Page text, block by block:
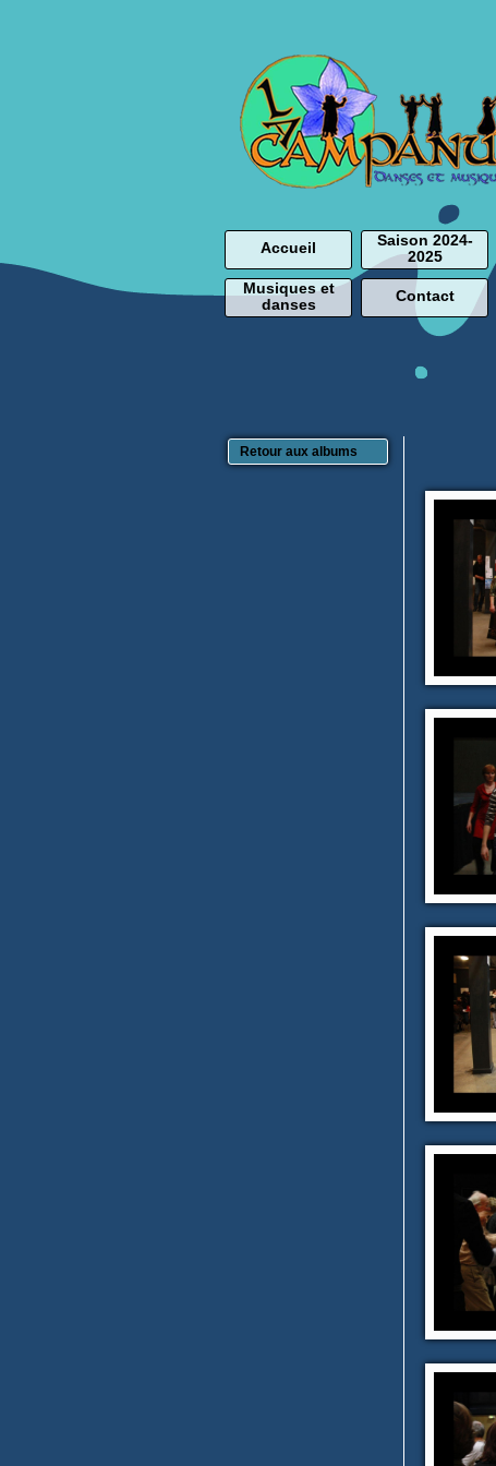
Accueil
Saison 2024-
2025
Musiques et
danses
Contact
Retour aux albums